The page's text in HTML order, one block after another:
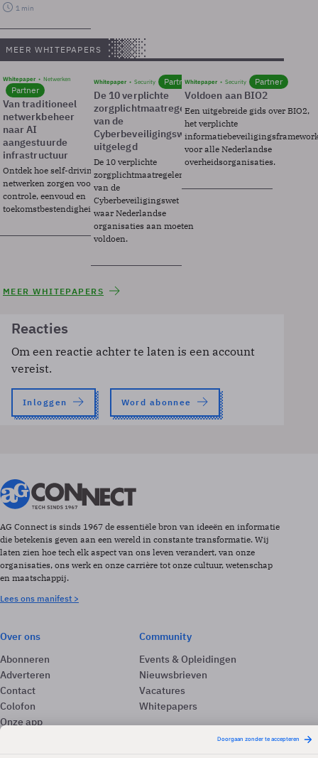
1 min
MEER WHITEPAPERS
Whitepaper Netwerken
Partner
Van traditioneel
netwerkbeheer
naar AI
aangestuurde
infrastructuur
Ontdek hoe self-driving
netwerken zorgen voor
controle, eenvoud en
toekomstbestendigheid.
Whitepaper Security Partner
De 10 verplichte
zorgplichtmaatregelen
van de
Cyberbeveiligingswet
uitgelegd
De 10 verplichte
zorgplichtmaatregelen
van de
Cyberbeveiligingswet
waar Nederlandse
organisaties aan moeten
voldoen.
Whitepaper Security Partner
Voldoen aan BIO2
Een uitgebreide gids over BIO2,
het verplichte
voor alle Nederlandse
overheidsorganisaties.
MEER WHITEPAPERS
Reacties
Om een reactie achter te laten is een account
vereist.
Inloggen Word abonnee
AG Connect is sinds 1967 de essentiële bron van ideeën en informatie
die betekenis geven aan een wereld in constante transformatie. Wij
laten zien hoe tech elk aspect van ons leven verandert, van onze
organisaties, ons werk en onze carrière tot onze cultuur, wetenschap
en maatschappij.
Lees ons manifest >
Over ons
Abonneren
Adverteren
Contact
Colofon
Onze app
Community
Events & Opleidingen
Nieuwsbrieven
Vacatures
Whitepapers